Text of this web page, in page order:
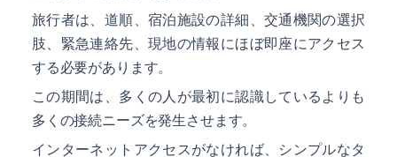
旅行者は、道順、宿泊施設の詳細、交通機関の選択
肢、緊急連絡先、現地の情報にほぼ即座にアクセス
する必要があります。
この期間は、多くの人が最初に認識しているよりも
多くの接続ニーズを発生させます。
インターネットアクセスがなければ、シンプルなタ